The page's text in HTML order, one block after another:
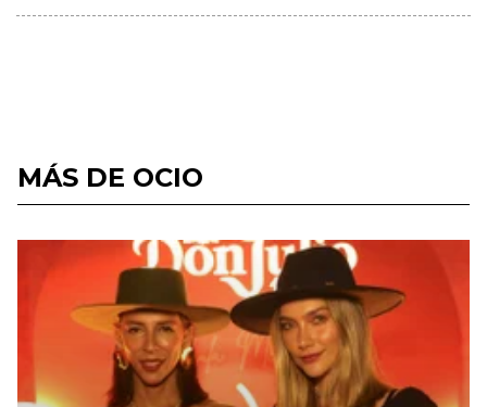
MÁS DE OCIO